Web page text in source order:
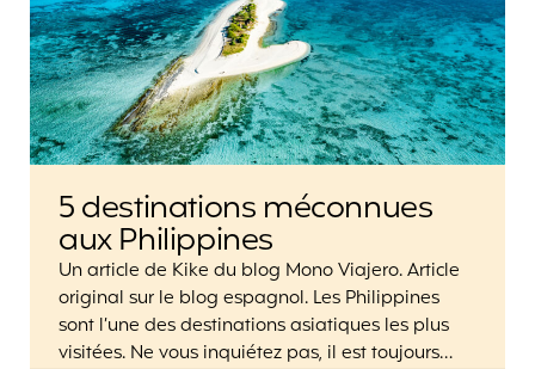
5 destinations méconnues
aux Philippines
Un article de Kike du blog Mono Viajero. Article
original sur le blog espagnol. Les Philippines
sont l’une des destinations asiatiques les plus
visitées. Ne vous inquiétez pas, il est toujours…